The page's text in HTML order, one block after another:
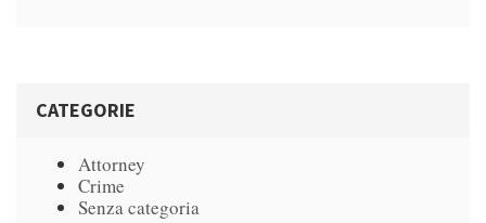
CATEGORIE
Attorney
Crime
Senza categoria